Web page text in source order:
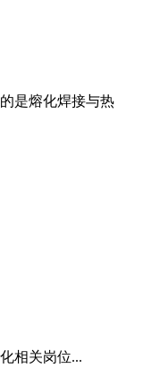
是熔化焊接与热
相关岗位...